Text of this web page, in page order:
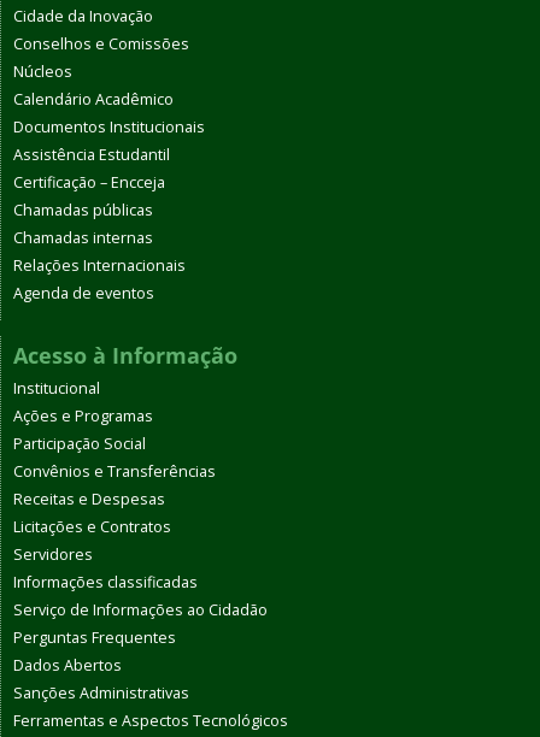
Cidade da Inovação
Conselhos e Comissões
Núcleos
Calendário Acadêmico
Documentos Institucionais
Assistência Estudantil
Certificação – Encceja
Chamadas públicas
Chamadas internas
Relações Internacionais
Agenda de eventos
Acesso à Informação
Institucional
Ações e Programas
Participação Social
Convênios e Transferências
Receitas e Despesas
Licitações e Contratos
Servidores
Informações classificadas
Serviço de Informações ao Cidadão
Perguntas Frequentes
Dados Abertos
Sanções Administrativas
Ferramentas e Aspectos Tecnológicos